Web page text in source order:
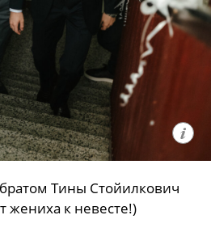
Тины Стойилкович
жениха к невесте!)